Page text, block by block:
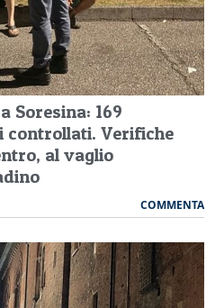
Soresina: 169
controllati. Verifiche
al vaglio
COMMENTA